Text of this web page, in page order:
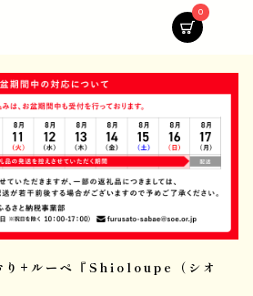
0
り+ルーペ『Shioloupe（シオ